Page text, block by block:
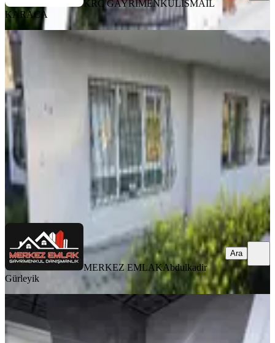
KRC GAYRİMENKULİSMAİL
KARACA
YENİ
Bahçelerüstü Mah 3+1 Kot 1 Ön
Cephe 100 M2 Bağımsız
Mamak, Bahçelerüstü Mahallesi
·100 m² Kot 1 06.08.2026
2.670.000 ₺
MERKEZ EMLAK Abdulkadir Gürleyik
MERKEZ EMLAKAbdulkadir
Gürleyik
Ara
Vadi Manzara Evlerinde Hemen
Oturum | 3+1 Lüks Satılık Daire